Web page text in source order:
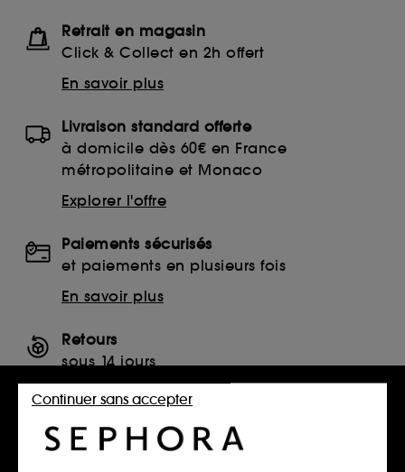
Retrait en magasin
Click & Collect en 2h offert
En savoir plus
Livraison standard offerte
à domicile dès 60€ en France
métropolitaine et Monaco
Explorer l'offre
Paiements sécurisés
et paiements en plusieurs fois
En savoir plus
Retours
sous 14 jours
Retourner mon article
SERVICES, CONTACT ET CONDITIONS DES OFFRES
Continuer sans accepter